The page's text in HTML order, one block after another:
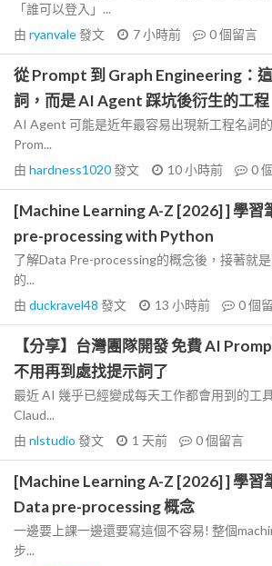
「誰可以登入」...
由 ryanvale發文 7 小時前 0個留言
從 Prompt 到 Graph Engineering：
詞，而是 AI Agent 踩坑後衍生的工程
AI Agent 可能是近年最容易出現新工程名詞
Prom...
由 hardness1020發文 10 小時前 0
[Machine Learning A-Z [2026] ] 學習
pre-processing with Python
了解Data Pre-processing的概念後，接著就
的...
由 duckravel48 發文 13 小時前 0個
【分享】台灣團隊開發 免費 AI
不用再到處找提示詞了
最近 AI 幾乎已經變成每天工作都會用到的工
Claud...
由 nlstudio 發文 1 天前 0個留言
[Machine Learning A-Z [2026] ] 學習
Data pre-processing 概念
一邊要上課一邊還要寫這個不容易! 整個
步...